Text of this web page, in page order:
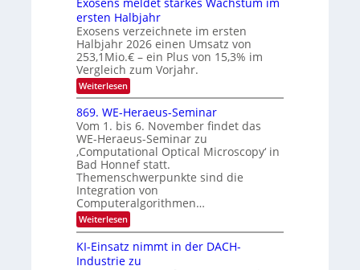
O
N
2
0
2
6
n
n
d
i
e
K
I
m
i
t
d
e
n
k
t
ersten Halbjahr
Exosens verzeichnete im ersten
Halbjahr 2026 einen Umsatz von
253,1Mio.€ – ein Plus von 15,3% im
Vergleich zum Vorjahr.
Weiterlesen:
E
x
o
s
e
n
s
m
e
l
d
e
t
s
t
a
869. WE-Heraeus-Seminar
Vom 1. bis 6. November findet das
WE-Heraeus-Seminar zu
‚Computational Optical Microscopy‘ in
Bad Honnef statt.
Themenschwerpunkte sind die
Integration von
Computeralgorithmen…
Weiterlesen:
8
9
.
KI-Einsatz nimmt in der DACH-
Industrie zu